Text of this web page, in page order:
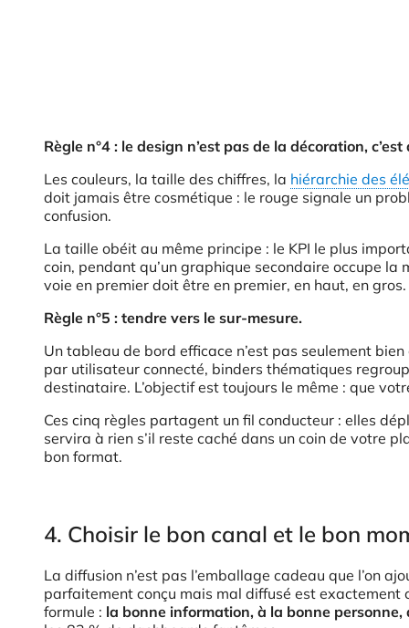
Règle n°4 : le design n’est pas de la décoration,
Les couleurs, la taille des chiffres, la hiérarchie des
doit jamais être cosmétique : le rouge signale un
confusion.
La taille obéit au même principe : le KPI le plus
coin, pendant qu’un graphique secondaire occupe
voie en premier doit être en premier, en haut, en gros.
Règle n°5 : tendre vers le sur-mesure.
Un tableau de bord efficace n’est pas seulement
par utilisateur connecté, binders thématiques
destinataire. L’objectif est toujours le même : que
Ces cinq règles partagent un fil conducteur : elles
servira à rien s’il reste caché dans un coin de votre
bon format.
4. Choisir le bon canal et le bon
La diffusion n’est pas l’emballage cadeau que l’on
parfaitement conçu mais mal diffusé est exactement
formule : la bonne information, à la bonne